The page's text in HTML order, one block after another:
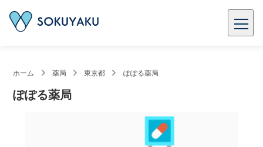
ホーム 薬局 東京都 ぽぽる薬局
ぽぽる薬局